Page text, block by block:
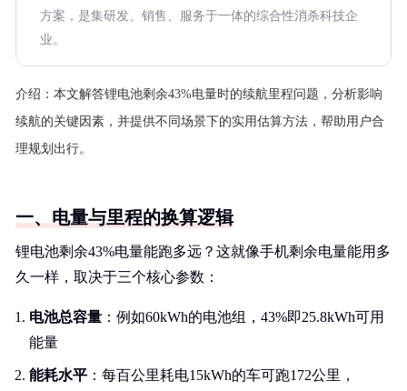
方案，是集研发、销售、服务于一体的综合性消杀科技企
业。
介绍： 本文解答锂电池剩余43%电量时的续航里程问题，分析影响
续航的关键因素，并提供不同场景下的实用估算方法，帮助用户合
理规划出行。
一、电量与里程的换算逻辑
锂电池剩余43%电量能跑多远？这就像手机剩余电量能用多
久一样，取决于三个核心参数：
电池总容量 ：例如60kWh的电池组，43%即25.8kWh可用
能量
能耗水平 ：每百公里耗电15kWh的车可跑172公里，